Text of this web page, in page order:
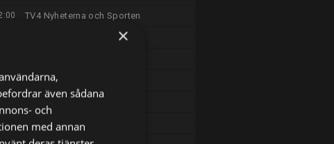
TV4 Nyheterna och Sporten
The Rookie
The Au Pair
×
även sådana
och
med annan